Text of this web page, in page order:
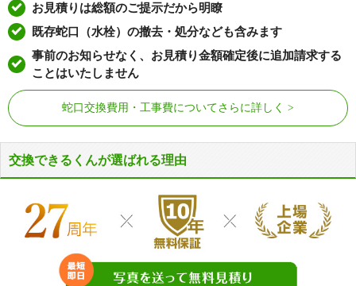
コスモ東川口リバーステージ サウスコート・エル
サルーテ サンクレスト川口
サンデュエル川口並木 サンハイツB
サンハイムコジマ サンブライト西川口
シーズガーデングリーンパティオ J-Patioメイツ
シティデュオタワー
ス
シャルマンコーポ シャルマンコーポ鳩ケ谷
シャルム東川口 シュロス川口
シュロス川口元郷リバーテラス スカイスクエア川口
お見積りは総額のご提示だから明瞭
既存蛇口（水栓）の撤去・処分なども含みます
事前のお知らせなく、お見積り金額確定後に追加請求する
ことはいたしません
蛇口交換費用・工事費についてさらに詳しく
交換できるくんが選ばれる理由